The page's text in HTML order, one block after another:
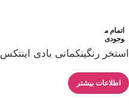
اتمام م
وجودی
استخر رنگینکمانی بادی اینتکس intex
اطلاعات بیشتر